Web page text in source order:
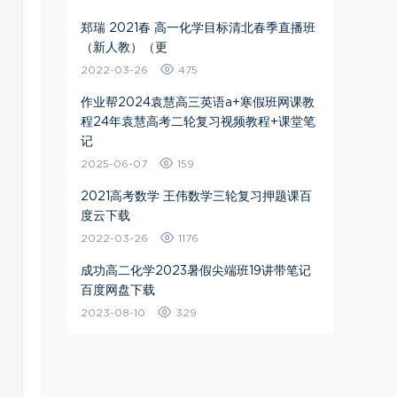
郑瑞 2021春 高一化学目标清北春季直播班
（新人教）（更
2022-03-26 475
作业帮2024袁慧高三英语a+寒假班网课教
程24年袁慧高考二轮复习视频教程+课堂笔
记
2025-06-07 159
2021高考数学 王伟数学三轮复习押题课百
度云下载
2022-03-26 1176
成功高二化学2023暑假尖端班19讲带笔记
百度网盘下载
2023-08-10 329